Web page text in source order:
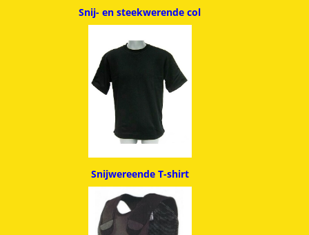
Snij- en steekwerende col
Snijwereende T-shirt